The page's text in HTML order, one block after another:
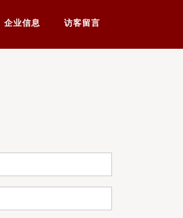
企业信息 访客留言